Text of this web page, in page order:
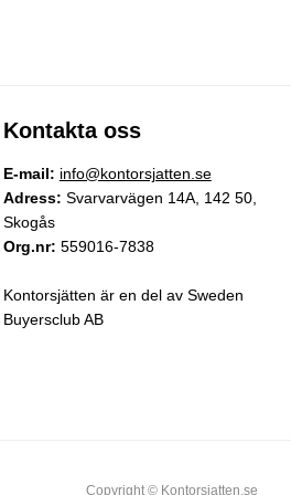
Kontakta oss
E-mail: info@kontorsjatten.se
Adress: Svarvarvägen 14A, 142 50,
Skogås
Org.nr: 559016-7838
Kontorsjätten är en del av Sweden
Buyersclub AB
Copyright © Kontorsjatten.se